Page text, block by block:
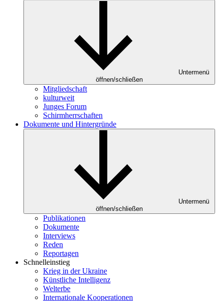
Untermenü
öffnen/schließen
Mitgliedschaft
kulturweit
Junges Forum
Schirmherrschaften
Dokumente und Hintergründe
Untermenü
öffnen/schließen
Publikationen
Dokumente
Interviews
Reden
Reportagen
Schnelleinstieg
Krieg in der Ukraine
Künstliche Intelligenz
Welterbe
Internationale Kooperationen